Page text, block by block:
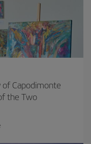
Capodimonte
the Two